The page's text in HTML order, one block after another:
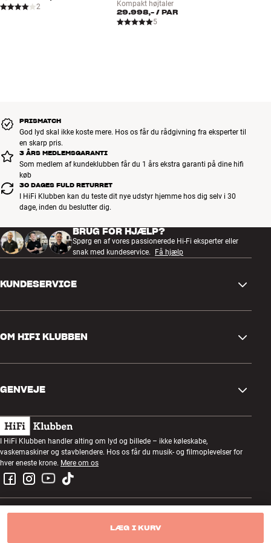
LÆG I KURV
2 Kompakt højtaler
29.998,-/ PAR
5
PRISMATCH
God lyd skal ikke koste mere. Hos os får du rådgivning fra eksperter til
en skarp pris.
3 ÅRS MEDLEMSGARANTI
Som medlem af kundeklubben får du 1 års ekstra garanti på dine hifi
køb
30 DAGES FULD RETURRET
I HiFi Klubben kan du teste dit nye udstyr hjemme hos dig selv i 30
dage, inden du beslutter dig.
BRUG FOR HJÆLP?
Spørg en af vores passionerede Hi-Fi eksperter eller
snak med kundeservice.
Få hjælp
KUNDESERVICE
Retur og reklamation
Fortryd ordre
Handelsbetingelser
Privatlivspolitik
OM HIFI KLUBBEN
Kundeklub
Lytteaften
Konkurrencer
Job i HiFi Klubben
GENVEJE
Gavekort
Byg med lyd
Montering og installation
Retur af el-affald
I HiFi Klubben handler alting om lyd og billede – ikke køleskabe,
vaskemaskiner og stavblendere. Hos os får du musik- og filmoplevelser for
hver eneste krone. Mere om os